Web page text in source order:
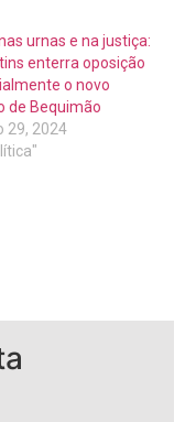
urnas e na justiça:
enterra oposição
o novo
de Bequimão
29, 2024